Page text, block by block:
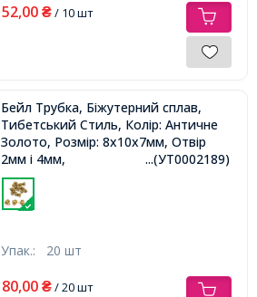
52,00 ₴/ 10 шт
Бейл Трубка, Біжутерний сплав,
Тибетський Стиль, Колір: Античне
Золото, Розмір: 8х10х7мм, Отвір
2мм і 4мм,
...(УТ0002189)
Упак.: 20 шт
80,00 ₴/ 20 шт